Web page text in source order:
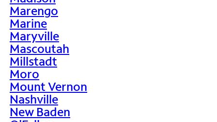
Marengo
Marine
Maryville
Mascoutah
Millstadt
Moro
Mount Vernon
Nashville
New Baden